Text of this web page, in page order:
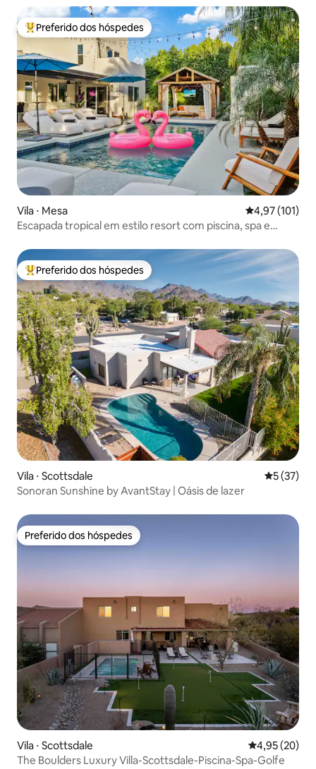
Entre os melhores preferidos dos hóspedes
Preferido dos hóspedes
Vila ⋅ Mesa 4,97 de uma
4,97 (101)
Escapada tropical em estilo resort com piscina, spa e
Entre os melhores preferidos dos hóspedes
Preferido dos hóspedes
Vila ⋅ Scottsdale 5 de uma
5 (37)
Sonoran Sunshine by AvantStay | Oásis de lazer
Preferido dos hóspedes
Preferido dos hóspedes
Vila ⋅ Scottsdale 4,95 de uma
4,95 (20)
The Boulders Luxury Villa-Scottsdale-Piscina-Spa-Golfe